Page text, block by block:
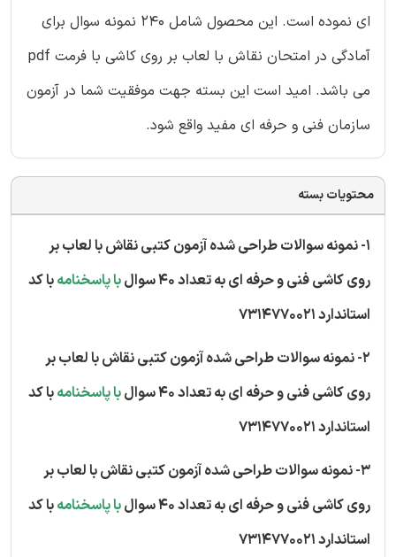
ای نموده است. این محصول شامل 240 نمونه سوال برای
آمادگی در امتحان نقاش با لعاب بر روی کاشی با فرمت pdf
می باشد. امید است این بسته جهت موفقیت شما در آزمون
سازمان فنی و حرفه ای مفید واقع شود.
محتویات بسته
1- نمونه سوالات طراحی شده آزمون کتبی نقاش با لعاب بر
روی کاشی فنی و حرفه ای به تعداد 40 سوال
با پاسخنامهبا کد
استاندارد 7314770021
2- نمونه سوالات طراحی شده آزمون کتبی نقاش با لعاب بر
روی کاشی فنی و حرفه ای به تعداد 40 سوال
با پاسخنامهبا کد
استاندارد 7314770021
3- نمونه سوالات طراحی شده آزمون کتبی نقاش با لعاب بر
روی کاشی فنی و حرفه ای به تعداد 40 سوال
با پاسخنامهبا کد
استاندارد 7314770021